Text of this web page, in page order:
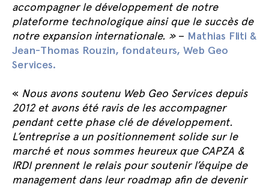
accompagner le développement de notre
plateforme technologique ainsi que le succès de
notre expansion internationale. »– Mathias Fliti &
Jean-Thomas Rouzin, fondateurs, Web Geo
Services.
« Nous avons soutenu Web Geo Services depuis
2012 et avons été ravis de les accompagner
pendant cette phase clé de développement.
L’entreprise a un positionnement solide sur le
marché et nous sommes heureux que CAPZA &
IRDI prennent le relais pour soutenir l’équipe de
management dans leur roadmap afin de devenir